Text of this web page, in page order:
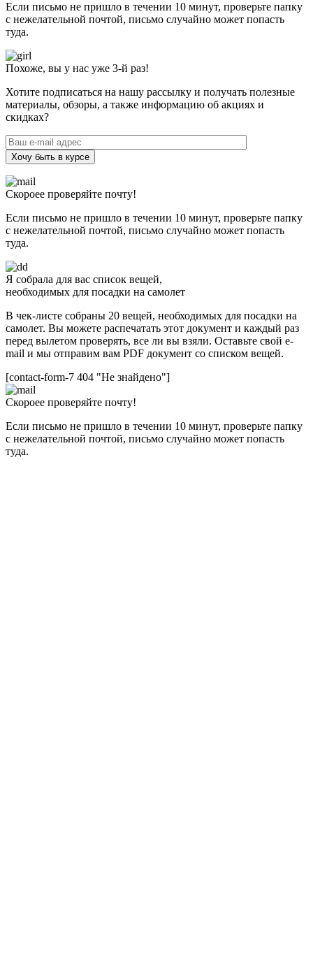
Если письмо не пришло в течении 10 минут, проверьте папку
с нежелательной почтой, письмо случайно может попасть
туда.
Похоже, вы у нас уже 3-й раз!
Хотите подписаться на нашу рассылку и получать полезные
материалы, обзоры, а также информацию об акциях и
скидках?
Хочу быть в курсе
Скороее проверяйте почту!
Если письмо не пришло в течении 10 минут, проверьте папку
с нежелательной почтой, письмо случайно может попасть
туда.
Я собрала для вас список вещей,
необходимых для посадки на самолет
В чек-листе собраны 20 вещей, необходимых для посадки на
самолет. Вы можете распечатать этот документ и каждый раз
перед вылетом проверять, все ли вы взяли. Оставьте свой e-
mail и мы отправим вам PDF документ со списком вещей.
[contact-form-7 404 "Не знайдено"]
Скороее проверяйте почту!
Если письмо не пришло в течении 10 минут, проверьте папку
с нежелательной почтой, письмо случайно может попасть
туда.